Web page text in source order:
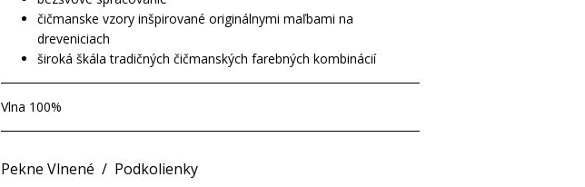
čičmanske vzory inšpirované originálnymi maľbami na
dreveniciach
široká škála tradičných čičmanských farebných kombinácií
Vlna 100%
Pekne Vlnené / Podkolienky